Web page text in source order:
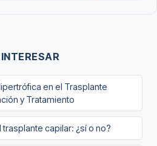
en el Trasplante
y Tratamiento
capilar: ¿sí o no?